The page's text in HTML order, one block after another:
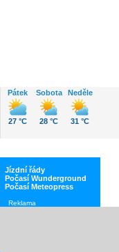
Pátek
27 °C
Sobota
28 °C
Neděle
31 °C
Jízdní řády
Počasí Wunderground
Počasí Meteopress
Reklama